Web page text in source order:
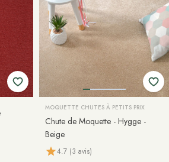
MOQUETTE CHUTES À PETITS PRIX
Chute de Moquette - Hygge -
Beige
4.7 (3 avis)